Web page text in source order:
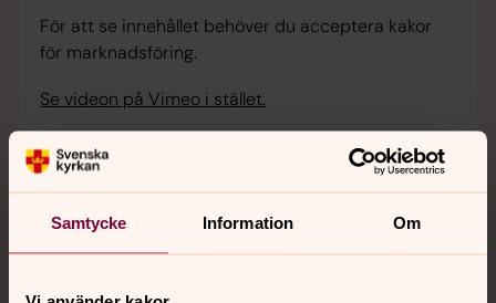
Samtycke Information Om
För att se innehållet behöver du acceptera kakor
för marknadsföring.
Se videon på Vimeo i stället.
Ändra inställningar